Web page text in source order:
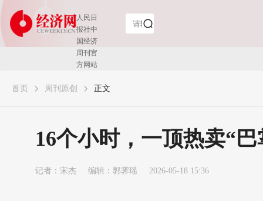
人民日
报社中
国经济
周刊官
方网站
闻网站
单位
公众账
家网信
首页 周刊原创 正文
​16个小时，一顶热卖“
记者： 宋杰 编辑：郭霁瑶 2026-05-18 15:36